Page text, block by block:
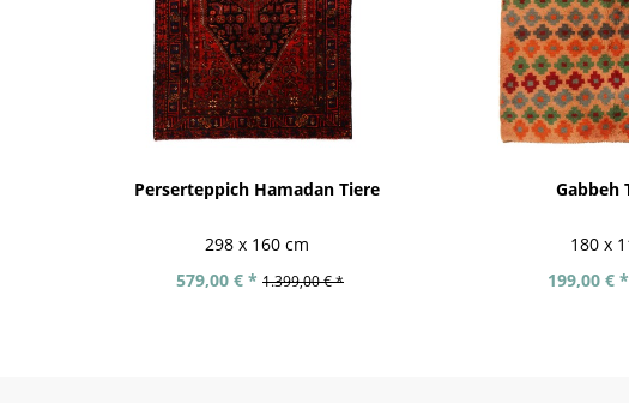
Perserteppich Hamadan Tiere
298 x 160 cm
579,00 € * 1.399,00 € *
Gabbeh
180 x
199,00 € *